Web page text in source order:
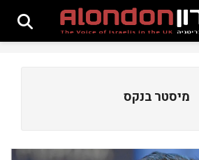
מיסטר בנקס